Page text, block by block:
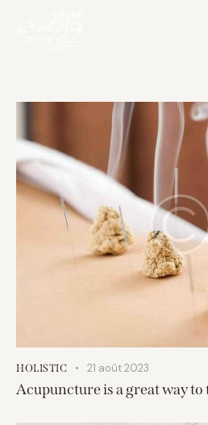
HOLISTIC 21 août 2023
Acupuncture is a great way